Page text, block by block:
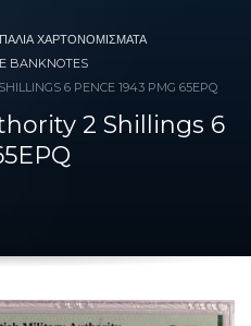
ΧΑΡΤΟΝΟΜΊΣΜΑΤΑ
BANKNOTES
6 PENCE 1943 PMG 65EPQ
2 Shillings 6